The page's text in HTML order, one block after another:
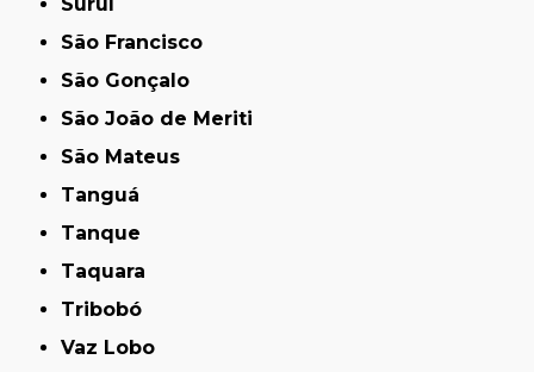
São Francisco
São Gonçalo
São João de Meriti
São Mateus
Tanguá
Tanque
Taquara
Tribobó
Vaz Lobo